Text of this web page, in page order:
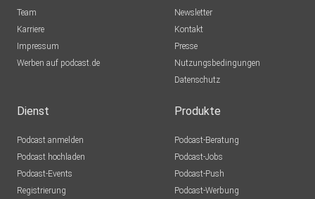
Team
Karriere
Impressum
Werben auf podcast.de
Newsletter
Kontakt
Presse
Nutzungsbedingungen
Datenschutz
Dienst
Podcast anmelden
Podcast hochladen
Podcast-Events
Registrierung
Produkte
Podcast-Beratung
Podcast-Jobs
Podcast-Push
Podcast-Werbung